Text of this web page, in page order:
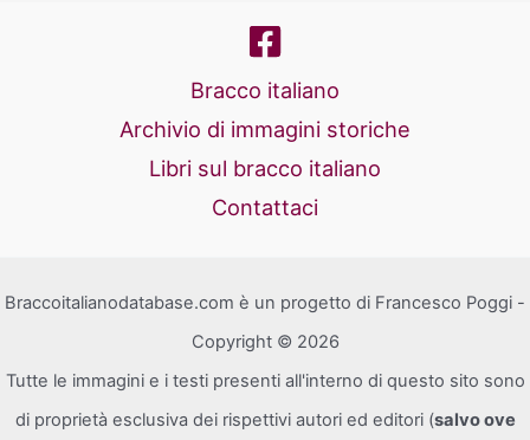
Bracco italiano
Archivio di immagini storiche
Libri sul bracco italiano
Contattaci
Braccoitalianodatabase.com è un progetto di Francesco Poggi -
Copyright © 2026
Tutte le immagini e i testi presenti all'interno di questo sito sono
di proprietà esclusiva dei rispettivi autori ed editori (salvo ove